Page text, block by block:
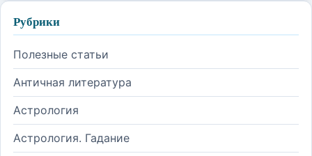
Рубрики
Полезные статьи
Античная литература
Астрология
Астрология. Гадание